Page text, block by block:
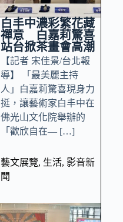
白丰中濃彩繁花藏
禪意 白嘉莉驚喜
站台掀茶畫會高潮
【記者 宋佳景/台北報
導】 「最美麗主持
人」白嘉莉驚喜現身力
挺，讓藝術家白丰中在
佛光山文化院舉辦的
「歡欣自在— […]
藝文展覽, 生活, 影音新
聞